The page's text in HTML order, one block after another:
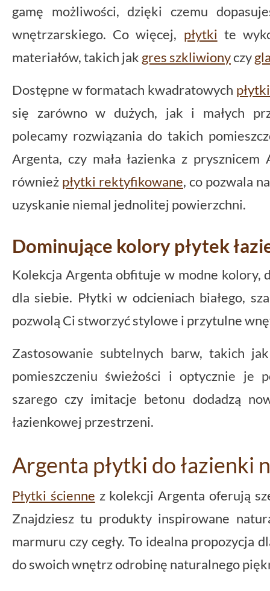
gamę możliwości, dzięki czemu
wnętrzarskiego. Co więcej, płytki te
materiałów, takich jak gres szkliwionyczy
Dostępne w formatach kwadratowych
się zarówno w dużych, jak i małych
polecamy rozwiązania do takich
Argenta, czy mała łazienka z
również płytki rektyfikowane, co pozwala
uzyskanie niemal jednolitej powierzchni.
Dominujące kolory płytek
Kolekcja Argenta obfituje w modne kolory,
dla siebie. Płytki w odcieniach białego,
pozwolą Ci stworzyć stylowe i przytulne
Zastosowanie subtelnych barw, takich
pomieszczeniu świeżości i optycznie je
szarego czy imitacje betonu dodadzą
łazienkowej przestrzeni.
Argenta płytki do łazienki
Płytki ścienne z kolekcji Argenta oferują
Znajdziesz tu produkty inspirowane
marmuru czy cegły. To idealna propozycja
do swoich wnętrz odrobinę naturalnego